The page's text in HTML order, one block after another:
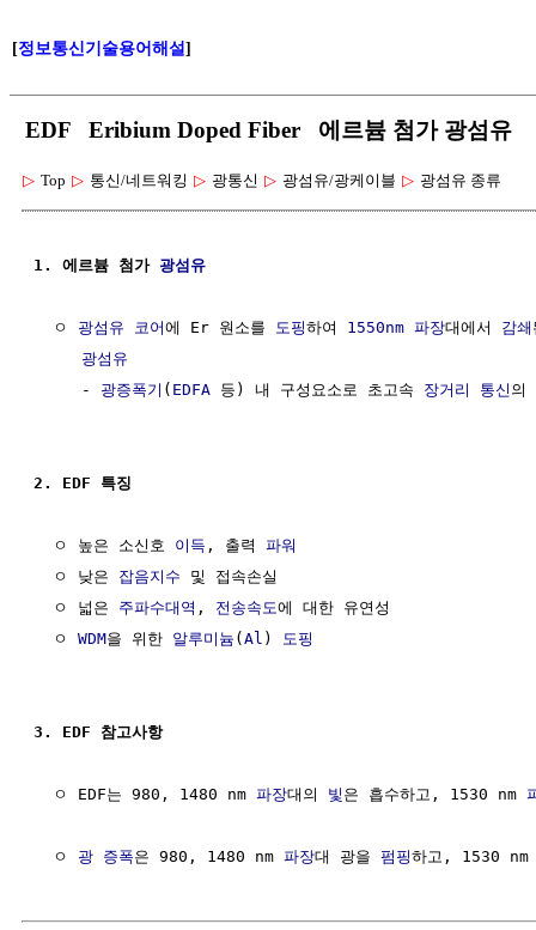
[정보통신기술용어해설]
EDF Eribium Doped Fiber 에르븀 첨가 광섬유
▷ Top ▷ 통신/네트워킹 ▷ 광통신 ▷ 광섬유/광케이블 ▷ 광섬유 종류
1. 에르븀 첨가 광섬유
  ㅇ
광섬유 코어에 Er 원소를 도핑하여 1550nm 파장대에서 감쇄
광섬유
     -
광증폭기 ( EDFA 등) 내 구성요소로 초고속 장거리 통신 의
2. EDF 특징
  ㅇ 높은 소신호
이득 , 출력 파워
  ㅇ 낮은
잡음지수 및 접속손실
  ㅇ 넓은
주파수대역 , 전송속도에 대한 유연성
  ㅇ
WDM을 위한 알루미늄 (Al ) 도핑
3. EDF 참고사항
  ㅇ EDF는 980, 1480 nm
파장대의 빛 은 흡수하고, 1530 nm
  ㅇ
광 증폭은 980, 1480 nm 파장대 광을 펌핑하고, 1530